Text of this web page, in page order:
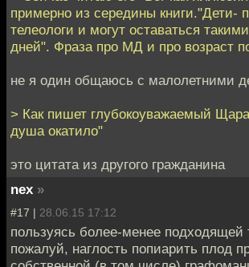
примерно из середины книги."Дети-
телеологи и могут оставаться
дней". Фраза про МД и про возраст
не я один общаюсь с малолетними
> Как пишет глубокоуважаемый
душа окатило"
это цитата из другого гражданина
nex »
#17 | 28.06.15 17:12
пользуясь более-менее
пожалуй, наглость попиарить плод